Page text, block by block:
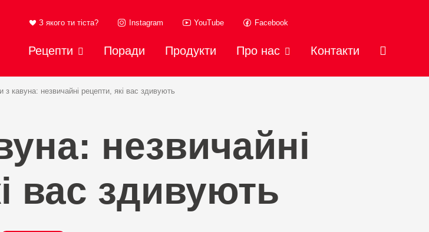
З якого ти тіста? Instagram YouTube Facebook
Рецепти Поради Продукти Про нас Контакти
з кавуна: незвичайні рецепти, які вас здивують
незвичайні
вас здивують